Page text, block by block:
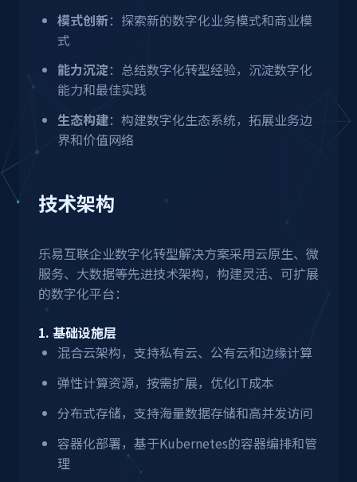
模式创新：探索新的数字化业务模式和商业模
式
能力沉淀：总结数字化转型经验，沉淀数字化
能力和最佳实践
生态构建：构建数字化生态系统，拓展业务边
界和价值网络
技术架构
乐易互联企业数字化转型解决方案采用云原生、微
服务、大数据等先进技术架构，构建灵活、可扩展
的数字化平台：
1. 基础设施层
混合云架构，支持私有云、公有云和边缘计算
弹性计算资源，按需扩展，优化IT成本
分布式存储，支持海量数据存储和高并发访问
容器化部署，基于Kubernetes的容器编排和管
理